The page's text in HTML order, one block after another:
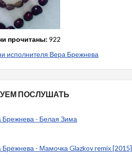
прочитаны: 922
исполнителя Вера Брежнева
ПОСЛУШАТЬ
Брежнева - Белая Зима
Брежнева - Мамочка Glazkov remix [2015]